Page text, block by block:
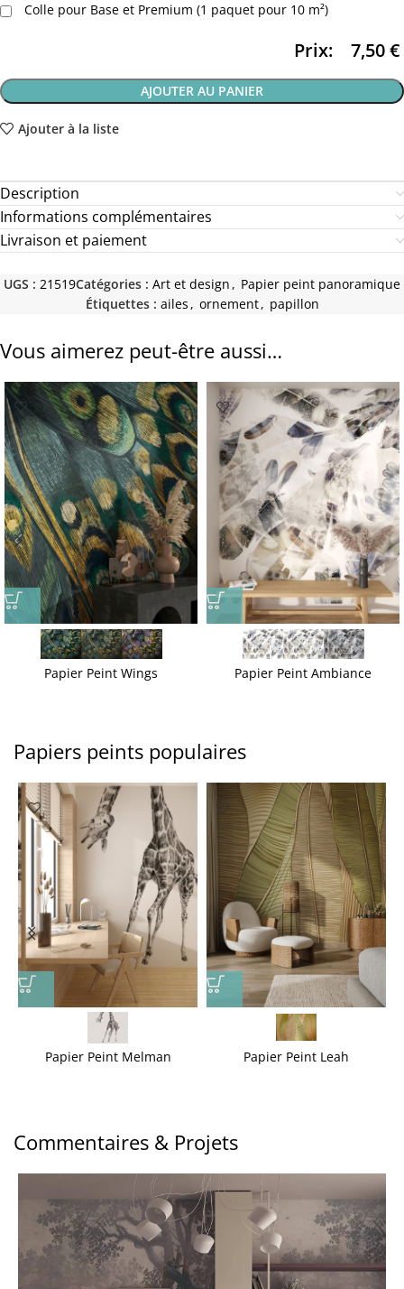
Colle pour Base et Premium (1 paquet pour 10 m²)
Prix: 7,50€
AJOUTER AU PANIER
Ajouter à la liste
Description
Informations complémentaires
Livraison et paiement
UGS : 21519Catégories : Art et design , Papier peint panoramique
Étiquettes : ailes , ornement, papillon
Vous aimerez peut-être aussi…
Papier Peint Wings Papier Peint Ambiance
Papiers peints populaires
Papier Peint Melman Papier Peint Leah
Commentaires & Projets